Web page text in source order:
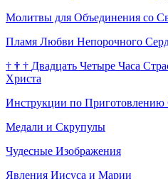
Молитвы для Объединения со
Пламя Любви Непорочного
† † † Двадцать Четыре Часа
Христа
Инструкции по Приготовлению
Медали и Скрупулы
Чудесные Изображения
Явления Иисуса и Марии